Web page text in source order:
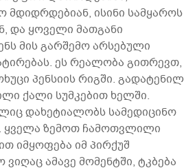
მდიდრდებიან, ისინი სამყაროს
და ყოველი მათგანი
მის გარშემო არსებული
ეს რეალობა გითრევთ,
პენსიის რიგში. გადატენილ
ქალი სუმკებით ხელში.
დახეტიალობს სამედიცინო
ყველა ზემოთ ჩამოთვლილი
იმყოფება იმ პირქუშ
ამავე მომენტში, ტკბება